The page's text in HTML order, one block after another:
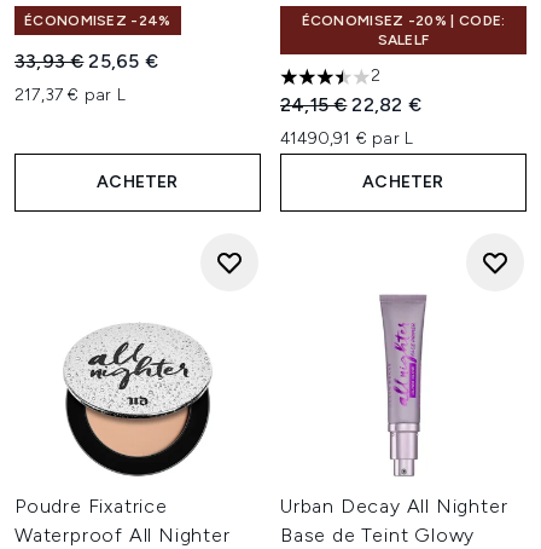
ÉCONOMISEZ -24%
Prix de vente :
33,93 €Prix ​​actuel :
25,65 €
217,37 € par L
ACHETER
ÉCONOMISEZ -20% | CODE:
SALELF
3.5 étoiles sur un maximum
2
Prix de vente :
24,15 €Prix ​​actuel :
22,82 €
41490,91 € par L
ACHETER
Poudre Fixatrice
Waterproof All Nighter
Urban Decay All Nighter
Base de Teint Glowy